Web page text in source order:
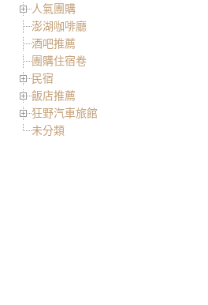
人氣團購
澎湖咖啡廳
酒吧推薦
團購住宿卷
民宿
飯店推薦
狂野汽車旅館
未分類